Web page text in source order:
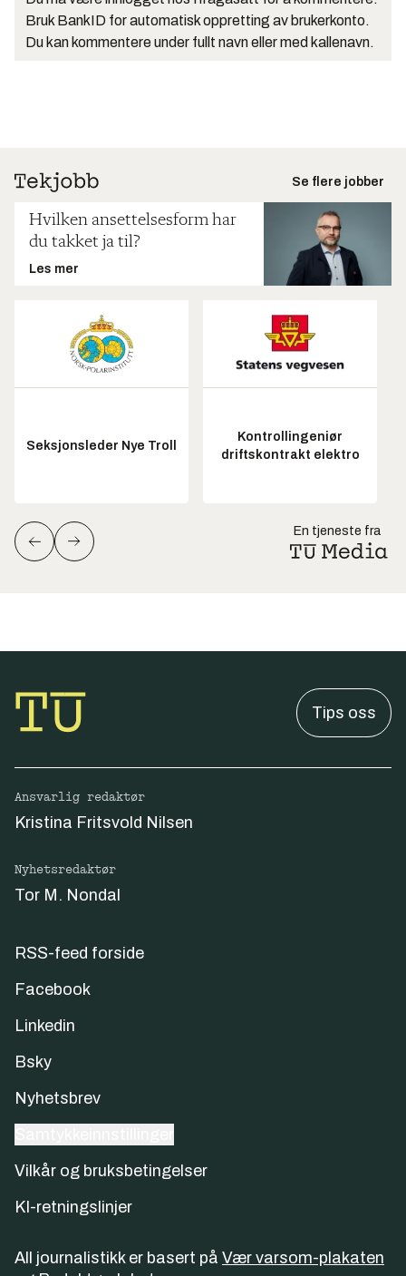
Bruk BankID for automatisk oppretting av brukerkonto.
Du kan kommentere under fullt navn eller med kallenavn.
Se flere jobber
Hvilken ansettelsesform har
du takket ja til?
Les mer
Seksjonsleder Nye Troll
Kontrollingeniør
driftskontrakt elektro
En tjeneste fra
Tips oss
Ansvarlig redaktør
Kristina Fritsvold Nilsen
Nyhetsredaktør
Tor M. Nondal
RSS-feed forside
Facebook
Linkedin
Bsky
Nyhetsbrev
Vilkår og bruksbetingelser
KI-retningslinjer
All journalistikk er basert på Vær varsom-plakaten